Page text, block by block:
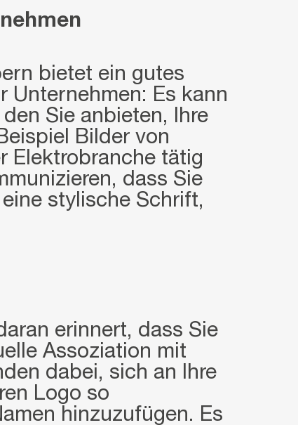
bietet ein gutes
Unternehmen: Es kann
Sie anbieten, Ihre
Bilder von
Elektrobranche tätig
dass Sie
stylische Schrift,
erinnert, dass Sie
Assoziation mit
dabei, sich an Ihre
Logo so
hinzuzufügen. Es